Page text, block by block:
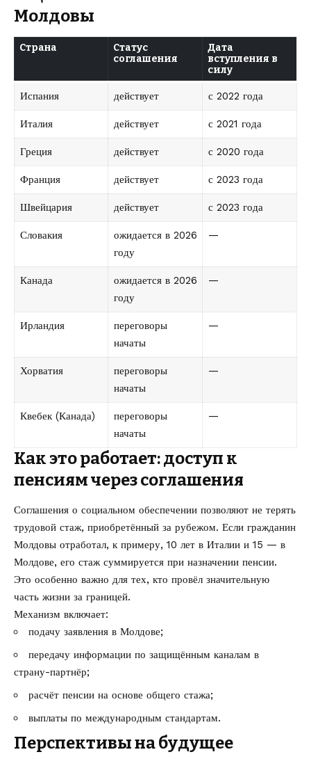
Молдовы
Страна
Статус
соглашения
Дата
вступления в
силу
Испания действует с 2022 года
Италия действует с 2021 года
Греция действует с 2020 года
Франция действует с 2023 года
Швейцария действует с 2023 года
Словакия
ожидается в 2026
году
—
Канада
ожидается в 2026
году
—
Ирландия
переговоры
начаты
—
Хорватия
переговоры
начаты
—
Квебек (Канада)
переговоры
начаты
—
Как это работает: доступ к
пенсиям через соглашения
Соглашения о социальном обеспечении позволяют не терять
трудовой стаж, приобретённый за рубежом. Если гражданин
Молдовы отработал, к примеру, 10 лет в Италии и 15 — в
Молдове, его стаж суммируется при назначении пенсии.
Это особенно важно для тех, кто провёл значительную
часть жизни за границей.
Механизм включает:
подачу заявления в Молдове;
передачу информации по защищённым каналам в
страну-партнёр;
расчёт пенсии на основе общего стажа;
выплаты по международным стандартам.
Перспективы на будущее